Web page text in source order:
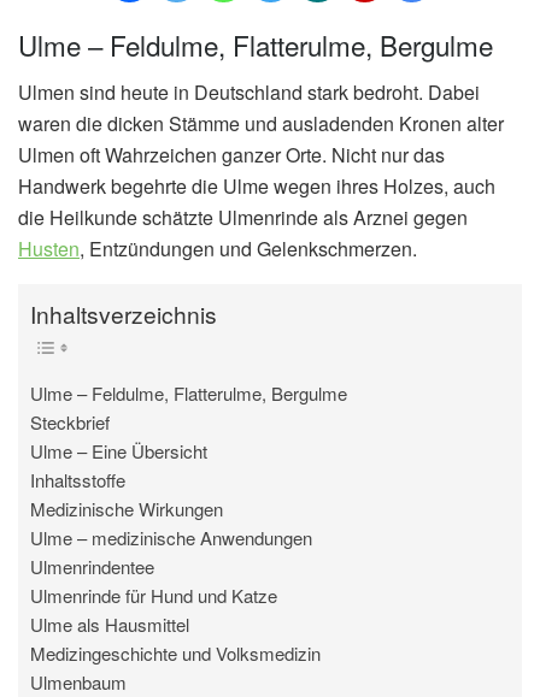
Ulme – Feldulme, Flatterulme, Bergulme
Ulmen sind heute in Deutschland stark bedroht. Dabei
waren die dicken Stämme und ausladenden Kronen alter
Ulmen oft Wahrzeichen ganzer Orte. Nicht nur das
Handwerk begehrte die Ulme wegen ihres Holzes, auch
die Heilkunde schätzte Ulmenrinde als Arznei gegen
Husten, Entzündungen und Gelenkschmerzen.
Inhaltsverzeichnis
Ulme – Feldulme, Flatterulme, Bergulme
Steckbrief
Ulme – Eine Übersicht
Inhaltsstoffe
Medizinische Wirkungen
Ulme – medizinische Anwendungen
Ulmenrindentee
Ulmenrinde für Hund und Katze
Ulme als Hausmittel
Medizingeschichte und Volksmedizin
Ulmenbaum